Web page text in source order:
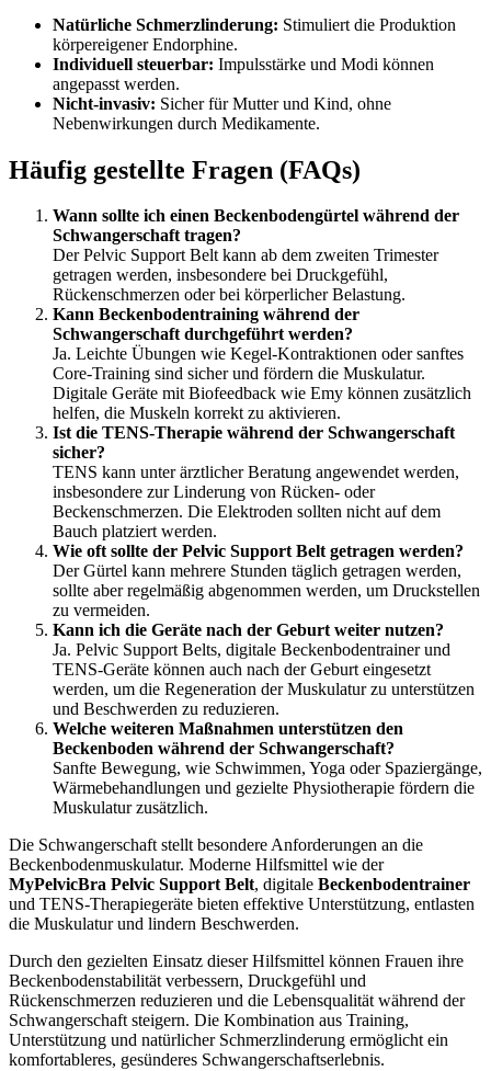
Natürliche Schmerzlinderung: Stimuliert die Produktion
körpereigener Endorphine.
Individuell steuerbar: Impulsstärke und Modi können
angepasst werden.
Nicht-invasiv: Sicher für Mutter und Kind, ohne
Nebenwirkungen durch Medikamente.
Häufig gestellte Fragen (FAQs)
Wann sollte ich einen Beckenbodengürtel während der
Schwangerschaft tragen?
Der Pelvic Support Belt kann ab dem zweiten Trimester
getragen werden, insbesondere bei Druckgefühl,
Rückenschmerzen oder bei körperlicher Belastung.
Kann Beckenbodentraining während der
Schwangerschaft durchgeführt werden?
Ja. Leichte Übungen wie Kegel-Kontraktionen oder sanftes
Core-Training sind sicher und fördern die Muskulatur.
Digitale Geräte mit Biofeedback wie Emy können zusätzlich
helfen, die Muskeln korrekt zu aktivieren.
Ist die TENS-Therapie während der Schwangerschaft
sicher?
TENS kann unter ärztlicher Beratung angewendet werden,
insbesondere zur Linderung von Rücken- oder
Beckenschmerzen. Die Elektroden sollten nicht auf dem
Bauch platziert werden.
Wie oft sollte der Pelvic Support Belt getragen werden?
Der Gürtel kann mehrere Stunden täglich getragen werden,
sollte aber regelmäßig abgenommen werden, um Druckstellen
zu vermeiden.
Kann ich die Geräte nach der Geburt weiter nutzen?
Ja. Pelvic Support Belts, digitale Beckenbodentrainer und
TENS-Geräte können auch nach der Geburt eingesetzt
werden, um die Regeneration der Muskulatur zu unterstützen
und Beschwerden zu reduzieren.
Welche weiteren Maßnahmen unterstützen den
Beckenboden während der Schwangerschaft?
Sanfte Bewegung, wie Schwimmen, Yoga oder Spaziergänge,
Wärmebehandlungen und gezielte Physiotherapie fördern die
Muskulatur zusätzlich.
Die Schwangerschaft stellt besondere Anforderungen an die
Beckenbodenmuskulatur. Moderne Hilfsmittel wie der
MyPelvicBra Pelvic Support Belt, digitale Beckenbodentrainer
und TENS-Therapiegeräte bieten effektive Unterstützung, entlasten
die Muskulatur und lindern Beschwerden.
Durch den gezielten Einsatz dieser Hilfsmittel können Frauen ihre
Beckenbodenstabilität verbessern, Druckgefühl und
Rückenschmerzen reduzieren und die Lebensqualität während der
Schwangerschaft steigern. Die Kombination aus Training,
Unterstützung und natürlicher Schmerzlinderung ermöglicht ein
komfortableres, gesünderes Schwangerschaftserlebnis.